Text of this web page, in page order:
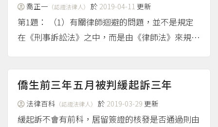
喬正一 （認證法律人） 於 2019-04-11 更新
第1題： （1）有關律師迴避的問題，並不是規定
在《刑事訴訟法》之中，而是由《律師法》來規
與法院院長或檢察署檢察長有配偶、五親等內血親
或三親等內姻親之關係者，不得在該法院辦理訴訟
事件。」 同法條...
（more...）
僑生前三年五月被判緩起訴三年
法律百科 （認證法律人） 於 2019-03-29 更新
緩起訴不會有前科，居留簽證的核發是否通過則由